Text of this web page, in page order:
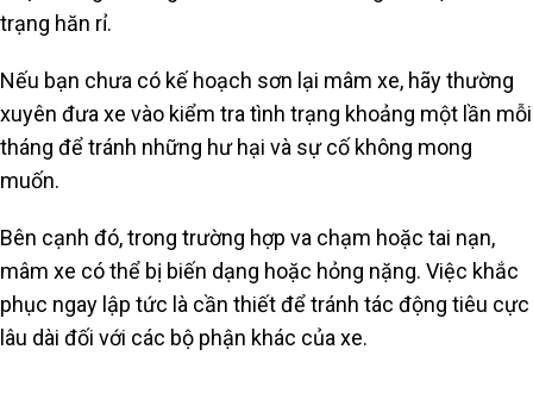
trạng hăn rỉ.
Nếu bạn chưa có kế hoạch sơn lại mâm xe, hãy thường
xuyên đưa xe vào kiểm tra tình trạng khoảng một lần mỗi
tháng để tránh những hư hại và sự cố không mong
muốn.
Bên cạnh đó, trong trường hợp va chạm hoặc tai nạn,
mâm xe có thể bị biến dạng hoặc hỏng nặng. Việc khắc
phục ngay lập tức là cần thiết để tránh tác động tiêu cực
lâu dài đối với các bộ phận khác của xe.